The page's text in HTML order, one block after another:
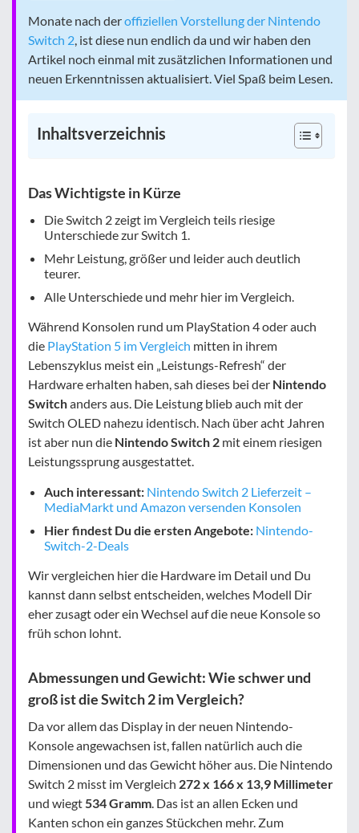
Monate nach deroffiziellen Vorstellung der Nintendo
Switch 2, ist diese nun endlich da und wir haben den
Artikel noch einmal mit zusätzlichen Informationen und
neuen Erkenntnissen aktualisiert. Viel Spaß beim Lesen.
Inhaltsverzeichnis
Das Wichtigste in Kürze
Die Switch 2 zeigt im Vergleich teils riesige
Unterschiede zur Switch 1.
Mehr Leistung, größer und leider auch deutlich
teurer.
Alle Unterschiede und mehr hier im Vergleich.
Während Konsolen rund um PlayStation 4 oder auch
die PlayStation 5 im Vergleich mitten in ihrem
Lebenszyklus meist ein „Leistungs-Refresh“ der
Hardware erhalten haben, sah dieses bei der Nintendo
Switchanders aus. Die Leistung blieb auch mit der
Switch OLED nahezu identisch. Nach über acht Jahren
ist aber nun die Nintendo Switch 2 mit einem riesigen
Leistungssprung ausgestattet.
Auch interessant: Nintendo Switch 2 Lieferzeit –
MediaMarkt und Amazon versenden Konsolen
Hier findest Du die ersten Angebote: Nintendo-
Switch-2-Deals
Wir vergleichen hier die Hardware im Detail und Du
kannst dann selbst entscheiden, welches Modell Dir
eher zusagt oder ein Wechsel auf die neue Konsole so
früh schon lohnt.
Abmessungen und Gewicht: Wie schwer und
groß ist die Switch 2 im Vergleich?
Da vor allem das Display in der neuen Nintendo-
Konsole angewachsen ist, fallen natürlich auch die
Dimensionen und das Gewicht höher aus. Die Nintendo
Switch 2 misst im Vergleich 272x 166x 13,9 Millimeter
und wiegt534 Gramm. Das ist an allen Ecken und
Kanten schon ein ganzes Stückchen mehr. Zum